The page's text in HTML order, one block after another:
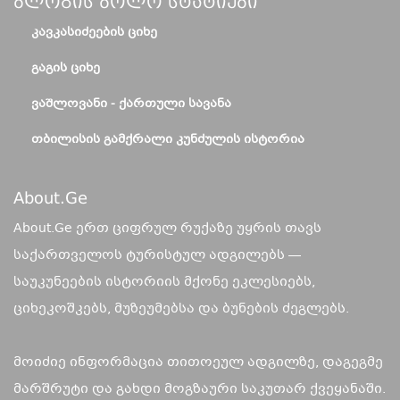
ᲙᲐᲕᲙᲐᲡᲘᲫᲔᲔᲑᲘᲡ ᲪᲘᲮᲔ
ᲒᲐᲒᲘᲡ ᲪᲘᲮᲔ
ᲕᲐᲨᲚᲝᲕᲐᲜᲘ - ᲥᲐᲠᲗᲣᲚᲘ ᲡᲐᲕᲐᲜᲐ
ᲗᲑᲘᲚᲘᲡᲘᲡ ᲒᲐᲛᲥᲠᲐᲚᲘ ᲙᲣᲜᲫᲣᲚᲘᲡ ᲘᲡᲢᲝᲠᲘᲐ
About.ge
About.Ge ერთ ციფრულ რუქაზე უყრის თავს
საქართველოს ტურისტულ ადგილებს —
საუკუნეების ისტორიის მქონე ეკლესიებს,
ციხეკოშკებს, მუზეუმებსა და ბუნების ძეგლებს.
მოიძიე ინფორმაცია თითოეულ ადგილზე, დაგეგმე
მარშრუტი და გახდი მოგზაური საკუთარ ქვეყანაში.